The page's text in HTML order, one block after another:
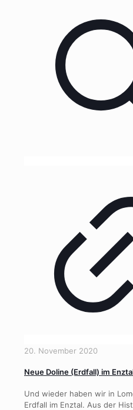
20. November 2020
Neue Doline (Erdfall) im
Und wieder haben wir in
Erdfall im Enztal. Aus der